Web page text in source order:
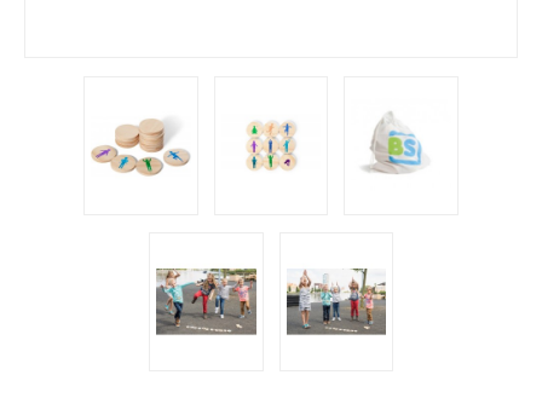
MALAS DE VIAGEM